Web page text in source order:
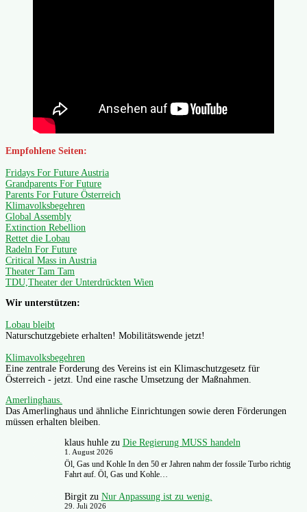
Empfohlene Seiten:
Fridays For Future Austria
Grandparents For Future
Parents For Future Österreich
Klimavolksbegehren
Global Assembly
Extinction Rebellion
Rettet die Lobau
Radeln For Future
Critical Mass in Austria
Theater Tam Tam
TDU,Theater der Unterdrückten Wien
Wir unterstützen:
Lobau bleibt
Naturschutzgebiete erhalten! Mobilitätswende jetzt!
Klimavolksbegehren
Eine zentrale Forderung des Vereins ist ein Klimaschutzgesetz für
Österreich - jetzt. Und eine rasche Umsetzung der Maßnahmen.
Amerlinghaus.
Das Amerlinghaus und ähnliche Einrichtungen sowie deren Förderungen
müssen erhalten bleiben.
klaus huhlezu Die Regierung MUSS handeln
1. August 2026
Öl, Gas und Kohle In den 50 er Jahren nahm der fossile Turbo richtig
Fahrt auf. Öl, Gas und Kohle…
Birgitzu Nur Anpassung ist zu wenig.
29. Juli 2026